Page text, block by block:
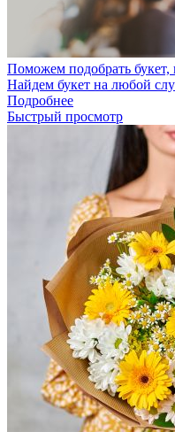
Поможем подобрать
Найдем букет на любой
Подробнее
Быстрый просмотр